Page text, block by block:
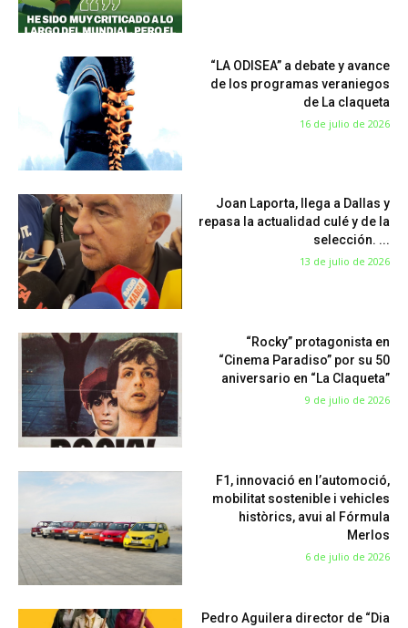
“LA ODISEA” a debate y avance
de los programas veraniegos
de La claqueta
16 de julio de 2026
Joan Laporta, llega a Dallas y
repasa la actualidad culé y de la
selección. ...
13 de julio de 2026
“Rocky” protagonista en
“Cinema Paradiso” por su 50
aniversario en “La Claqueta”
9 de julio de 2026
F1, innovació en l’automoció,
mobilitat sostenible i vehicles
històrics, avui al Fórmula
Merlos
6 de julio de 2026
Pedro Aguilera director de “Dia